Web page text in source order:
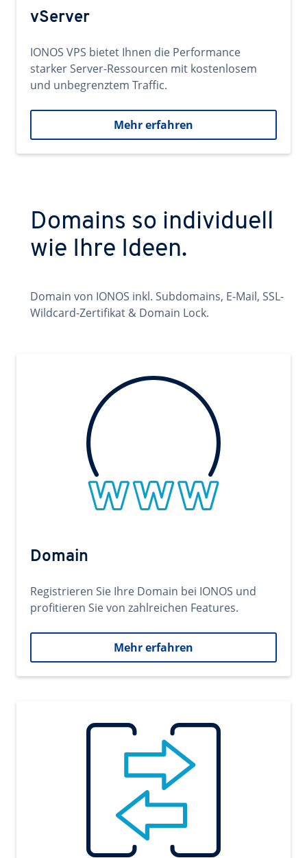
vServer
IONOS VPS bietet Ihnen die Performance
starker Server-Ressourcen mit kostenlosem
und unbegrenztem Traffic.
Mehr erfahren
Domains so individuell
wie Ihre Ideen.
Domain von IONOS inkl. Subdomains, E-Mail, SSL-
Wildcard-Zertifikat & Domain Lock.
Domain
Registrieren Sie Ihre Domain bei IONOS und
profitieren Sie von zahlreichen Features.
Mehr erfahren